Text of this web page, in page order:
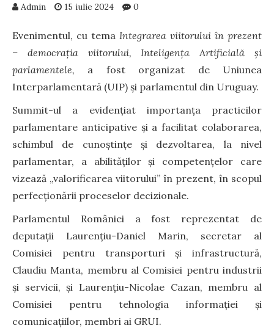
Admin 15 iulie 2024 0
Evenimentul, cu tema Integrarea viitorului în prezent
– democrația viitorului, Inteligența Artificială și
parlamentele, a fost organizat de Uniunea
Interparlamentară (UIP) şi parlamentul din Uruguay.
Summit-ul a evidențiat importanța practicilor
parlamentare anticipative și a facilitat colaborarea,
schimbul de cunoștințe și dezvoltarea, la nivel
parlamentar, a abilităților și competențelor care
vizează „valorificarea viitorului” în prezent, în scopul
perfecționării proceselor decizionale.
Parlamentul României a fost reprezentat de
deputații Laurenţiu-Daniel Marin, secretar al
Comisiei pentru transporturi şi infrastructură,
Claudiu Manta, membru al Comisiei pentru industrii
şi servicii, şi Laurenţiu-Nicolae Cazan, membru al
Comisiei pentru tehnologia informației şi
comunicațiilor, membri ai GRUI.